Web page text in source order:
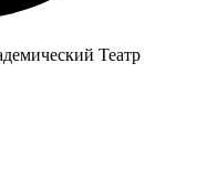
Театр